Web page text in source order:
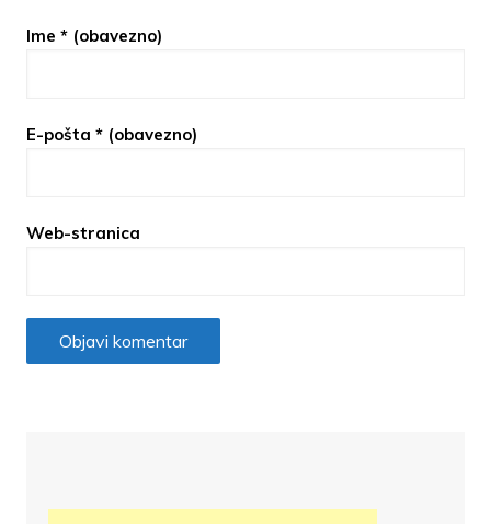
Ime * (obavezno)
E-pošta * (obavezno)
Web-stranica